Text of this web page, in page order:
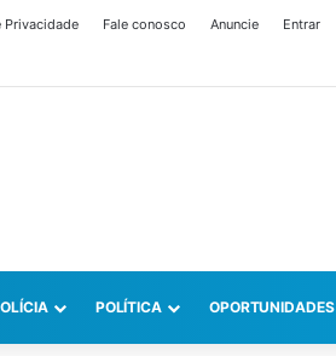
Privacidade Fale conosco Anuncie Entrar
POLÍTICA OPORTUNIDADES